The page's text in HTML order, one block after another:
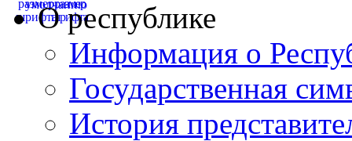
О республике
Информация о
Государственная
История